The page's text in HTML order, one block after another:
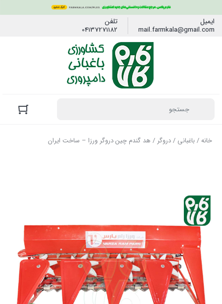
ایمیل
mail.farmkala@gmail.com
تلفن
04137271182
خانه/باغبانی /دروگر / هد گندم چین دروگر ورزا – ساخت ایران